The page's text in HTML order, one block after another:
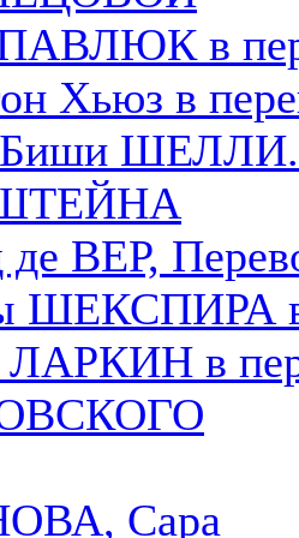
ПАВЛЮК в
Хьюз в
ШЕЛЛИ.
де ВЕР,
ШЕКСПИРА в
в
Сара